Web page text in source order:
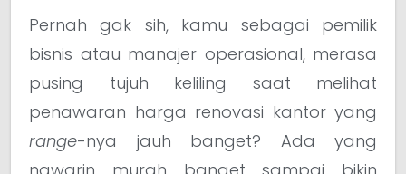
Pernah gak sih, kamu sebagai pemilik
bisnis atau manajer operasional, merasa
pusing tujuh keliling saat melihat
penawaran harga renovasi kantor yang
range-nya jauh banget? Ada yang